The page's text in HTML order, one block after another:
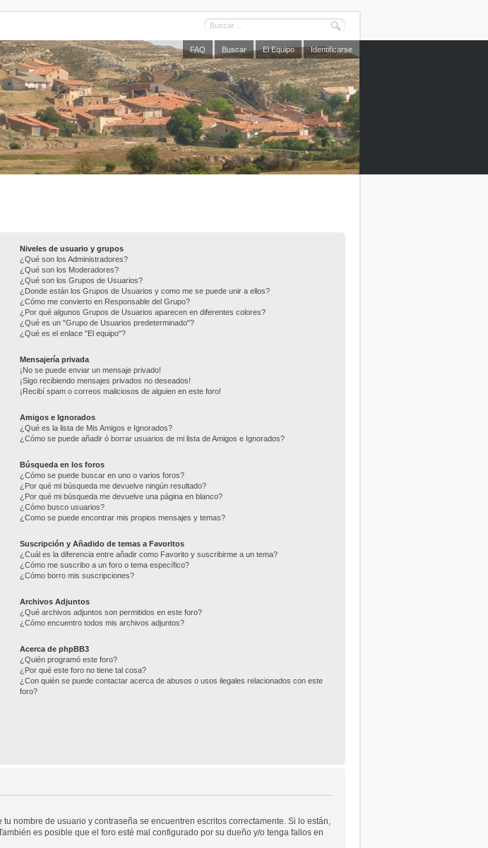
FAQ Buscar El Equipo Identificarse
Niveles de usuario y grupos
¿Qué son los Administradores?
¿Qué son los Moderadores?
¿Qué son los Grupos de Usuarios?
¿Donde están los Grupos de Usuarios y como me se puede unir a ellos?
¿Cómo me convierto en Responsable del Grupo?
¿Por qué algunos Grupos de Usuarios aparecen en diferentes colores?
¿Qué es un "Grupo de Usuarios predeterminado"?
¿Qué es el enlace "El equipo"?
Mensajería privada
¡No se puede enviar un mensaje privado!
¡Sigo recibiendo mensajes privados no deseados!
¡Recibí spam o correos maliciosos de alguien en este foro!
Amigos e Ignorados
¿Qué es la lista de Mis Amigos e Ignorados?
¿Cómo se puede añadir ó borrar usuarios de mi lista de Amigos e Ignorados?
Búsqueda en los foros
¿Cómo se puede buscar en uno o varios foros?
¿Por qué mi búsqueda me devuelve ningún resultado?
¿Por qué mi búsqueda me devuelve una página en blanco?
¿Cómo busco usuarios?
¿Como se puede encontrar mis propios mensajes y temas?
Suscripción y Añadido de temas a Favoritos
¿Cuál es la diferencia entre añadir como Favorito y suscribirme a un tema?
¿Cómo me suscribo a un foro o tema específico?
¿Cómo borro mis suscripciones?
Archivos Adjuntos
¿Qué archivos adjuntos son permitidos en este foro?
¿Cómo encuentro todos mis archivos adjuntos?
Acerca de phpBB3
¿Quién programó este foro?
¿Por qué este foro no tiene tal cosa?
¿Con quién se puede contactar acerca de abusos o usos ilegales relacionados con este
foro?
nombre de usuario y contraseña se encuentren escritos correctamente. Si lo están,
es posible que el foro esté mal configurado por su dueño y/o tenga fallos en